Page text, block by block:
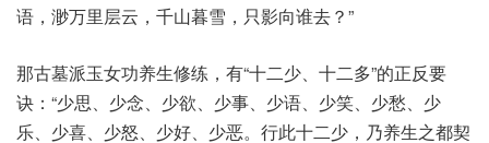
语，渺万里层云，千山暮雪，只影向谁去？”
那古墓派玉女功养生修练，有“十二少、十二多”的正反要
诀：“少思、少念、少欲、少事、少语、少笑、少愁、少
乐、少喜、少怒、少好、少恶。行此十二少，乃养生之都契